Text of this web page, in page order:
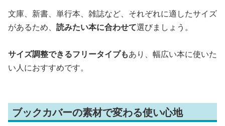
文庫、新書、単行本、雑誌など、それぞれに適したサイズ
があるため、 読みたい本に合わせて選びましょう。
サイズ調整できるフリータイプもあり、幅広い本に使いた
い人におすすめです。
ブックカバーの素材で変わる使い心地